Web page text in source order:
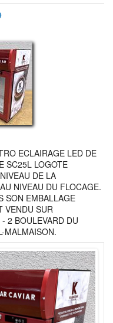
ECLAIRAGE LED DE
SC25L LOGOTE
DE LA
NIVEAU DU FLOCAGE.
SON EMBALLAGE
VENDU SUR
2 BOULEVARD DU
MALMAISON.